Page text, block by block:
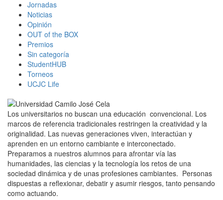
Jornadas
Noticias
Opinión
OUT of the BOX
Premios
Sin categoría
StudentHUB
Torneos
UCJC Life
Los universitarios no buscan una educación convencional. Los
marcos de referencia tradicionales restringen la creatividad y la
originalidad. Las nuevas generaciones viven, interactúan y
aprenden en un entorno cambiante e interconectado.
Preparamos a nuestros alumnos para afrontar vía las
humanidades, las ciencias y la tecnología los retos de una
sociedad dinámica y de unas profesiones cambiantes. Personas
dispuestas a reflexionar, debatir y asumir riesgos, tanto pensando
como actuando.